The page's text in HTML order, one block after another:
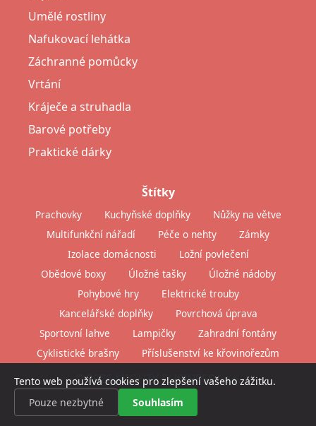
Umělé rostliny
Nafukovací lehátka
Záchranné pomůcky
Vrtání
Kráječe a struhadla
Barové potřeby
Praktické dárky
Štítky
Prachovky Kuchyňské doplňky
Nůžky na větve
Multifunkční nářadí
Péče o nehty
Zámky
Izolace domácnosti
Ložní povlečení
Obědové boxy
Úložné tašky
Úložné nádoby
Pohybové hry
Elektrické trouby
Kancelářské doplňky
Povrchová úprava
Sportovní lahve
Lampičky
Zahradní fontány
Cyklistické brašny
Příslušenství ke křovinořezům
© 2026 MIGHTY BUSINESS s.r.o.
Tento web používá cookies pro zlepšení vašeho zážitku.
Pouze nezbytné
Souhlasím